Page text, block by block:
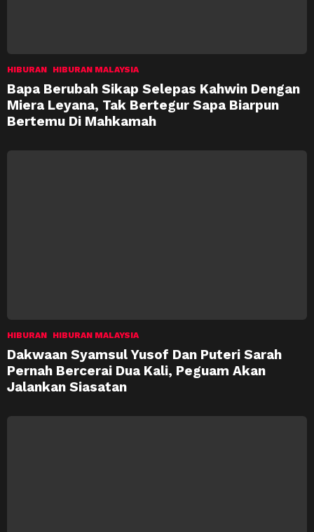
HIBURAN HIBURAN MALAYSIA
Bapa Berubah Sikap Selepas Kahwin Dengan
Miera Leyana, Tak Bertegur Sapa Biarpun
Bertemu Di Mahkamah
HIBURAN HIBURAN MALAYSIA
Dakwaan Syamsul Yusof Dan Puteri Sarah
Pernah Bercerai Dua Kali, Peguam Akan
Jalankan Siasatan